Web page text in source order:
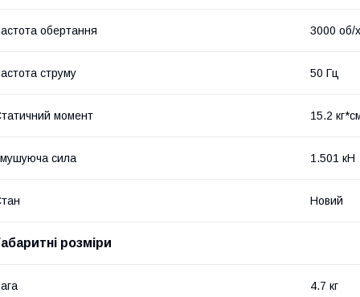
обертання 3000 об/
струму 50 Гц
момент 15.2
сила 1.501 кН
Новий
розміри
4.7 кг